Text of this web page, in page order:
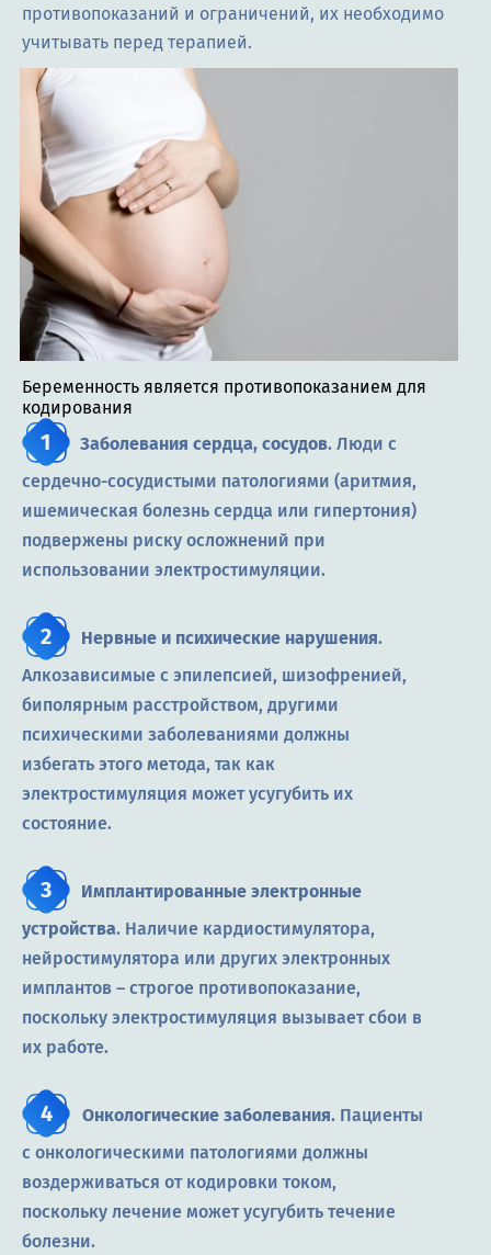
противопоказаний и ограничений, их необходимо
учитывать перед терапией.
Беременность является противопоказанием для
кодирования
Заболевания сердца, сосудов. Люди с
сердечно-сосудистыми патологиями (аритмия,
ишемическая болезнь сердца или гипертония)
подвержены риску осложнений при
использовании электростимуляции.
Нервные и психические нарушения.
Алкозависимые с эпилепсией, шизофренией,
биполярным расстройством, другими
психическими заболеваниями должны
избегать этого метода, так как
электростимуляция может усугубить их
состояние.
Имплантированные электронные
устройства. Наличие кардиостимулятора,
нейростимулятора или других электронных
имплантов ― строгое противопоказание,
поскольку электростимуляция вызывает сбои в
их работе.
Онкологические заболевания. Пациенты
с онкологическими патологиями должны
воздерживаться от кодировки током,
поскольку лечение может усугубить течение
болезни.